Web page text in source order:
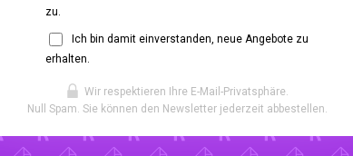
zu.
Ich bin damit einverstanden, neue Angebote zu
erhalten.
Wir respektieren Ihre E-Mail-Privatsphäre.
Null Spam. Sie können den Newsletter jederzeit abbestellen.